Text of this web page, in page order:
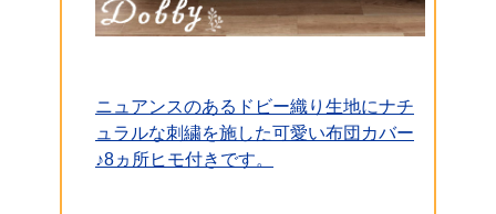
ニュアンスのあるドビー織り生地にナチ
ュラルな刺繍を施した可愛い布団カバー
♪8ヵ所ヒモ付きです。